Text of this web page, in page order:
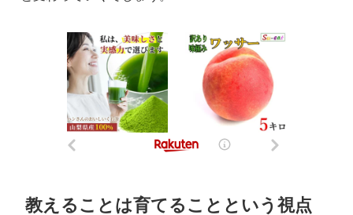
教えることは育てることという視点